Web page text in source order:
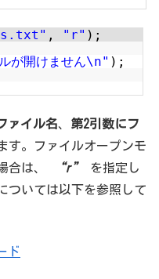
, "r" );
が開けません\n" );
ァイル名、 第2引数にフ
す。ファイルオープンモ
合は、 “r”
を指定し
ついては以下を参照して
ド